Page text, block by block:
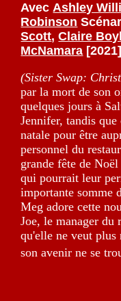
AvecAshley
Robinson
Scott,Claire
McNamara [2021]
(Sister Swap:
par la mort de son
quelques jours à
Jennifer, tandis
natale pour être
personnel du
grande fête de
qui pourrait leur
importante somme
Meg adore cette
Joe, le manager du
qu'elle ne veut plus
son avenir ne se